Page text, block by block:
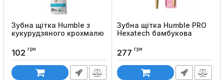
Зубна щітка Humble з
кукурудзяного крохмалю
Код товару:
102 грн
Зубна щітка Humble PRO
Hexatech бамбукова
Код товару:
277 грн